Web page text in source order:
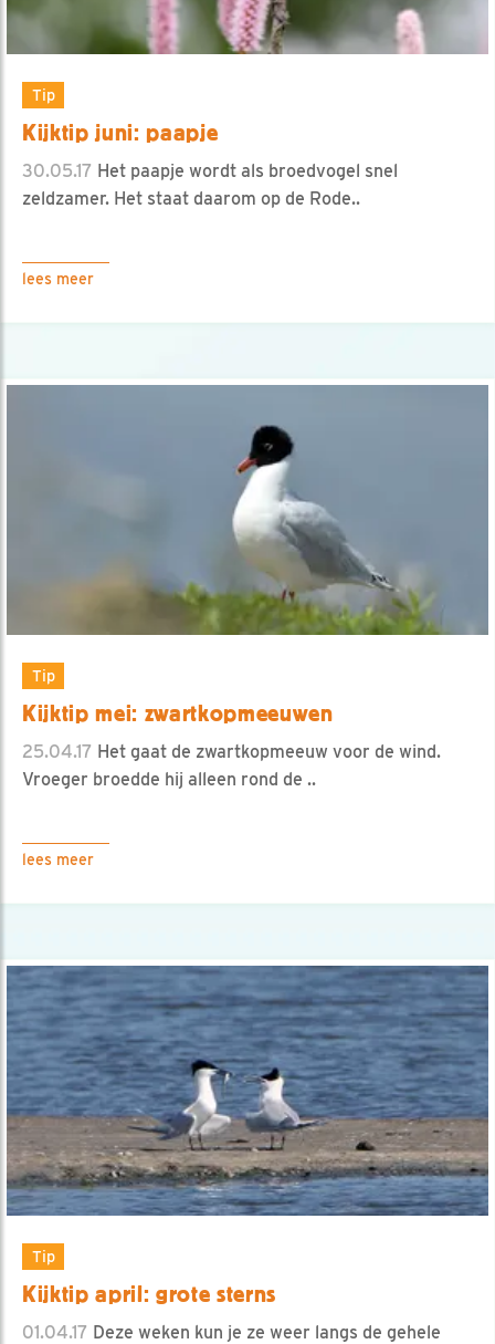
Tip
Kijktip juni: paapje
30.05.17 Het paapje wordt als broedvogel snel
zeldzamer. Het staat daarom op de Rode..
lees meer
Tip
Kijktip mei: zwartkopmeeuwen
25.04.17 Het gaat de zwartkopmeeuw voor de wind.
Vroeger broedde hij alleen rond de ..
lees meer
Tip
Kijktip april: grote sterns
01.04.17 Deze weken kun je ze weer langs de gehele